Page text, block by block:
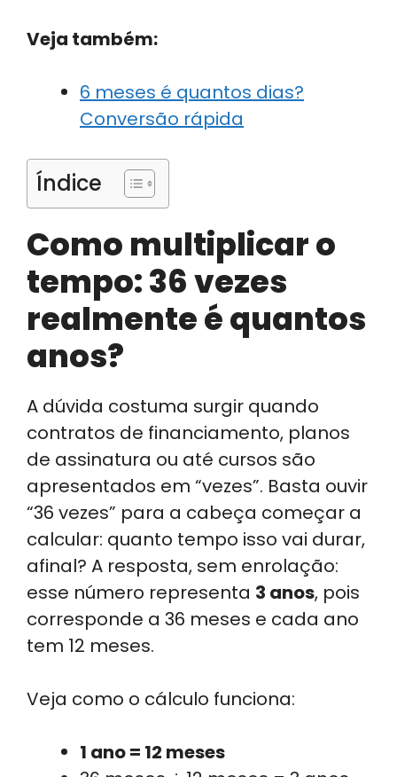
Veja também:
6 meses é quantos dias?
Conversão rápida
Índice
Como multiplicar o
tempo: 36 vezes
realmente é quantos
anos?
A dúvida costuma surgir quando
contratos de financiamento, planos
de assinatura ou até cursos são
apresentados em “vezes”. Basta ouvir
“36 vezes” para a cabeça começar a
calcular: quanto tempo isso vai durar,
afinal? A resposta, sem enrolação:
esse número representa 3 anos, pois
corresponde a 36 meses e cada ano
tem 12 meses.
Veja como o cálculo funciona:
1 ano = 12 meses